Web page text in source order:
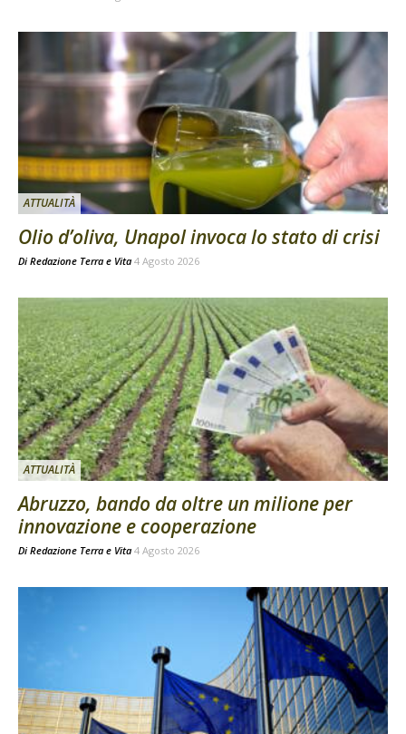
ATTUALITÀ
Olio d’oliva, Unapol invoca lo stato di crisi
Di Redazione Terra e Vita 4 Agosto 2026
ATTUALITÀ
Abruzzo, bando da oltre un milione per
innovazione e cooperazione
Di Redazione Terra e Vita 4 Agosto 2026